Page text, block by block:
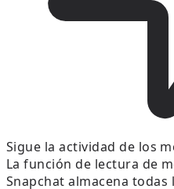
Sigue la actividad de los
La función de lectura de
Snapchat almacena todas